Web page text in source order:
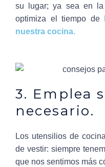
su lugar; ya sea en la
optimiza el tiempo de
nuestra cocina.
3. Emplea
necesario.
Los utensilios de
de vestir: siempre
que nos sentimos más